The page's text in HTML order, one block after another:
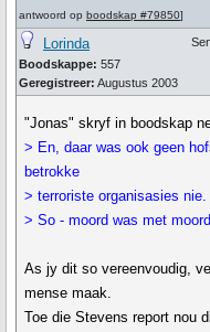
antwoord op boodskap #79850]
Lorinda
Boodskappe: 557
Geregistreer: Augustus 2003
"Jonas" skryf in boodskap
> En, daar was ook geen
betrokke
> terroriste organisasies nie.
> So - moord was met
As jy dit so vereenvoudig,
mense maak.
Toe die Stevens report nou